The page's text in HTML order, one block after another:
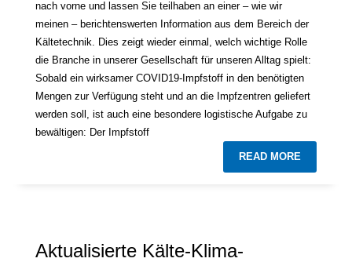
nach vorne und lassen Sie teilhaben an einer – wie wir
meinen – berichtenswerten Information aus dem Bereich der
Kältetechnik. Dies zeigt wieder einmal, welch wichtige Rolle
die Branche in unserer Gesellschaft für unseren Alltag spielt:
Sobald ein wirksamer COVID19-Impfstoff in den benötigten
Mengen zur Verfügung steht und an die Impfzentren geliefert
werden soll, ist auch eine besondere logistische Aufgabe zu
bewältigen: Der Impfstoff
READ MORE
Aktualisierte Kälte-Klima-